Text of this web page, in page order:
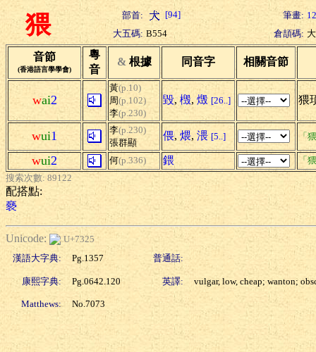
猥 部首: [94] 筆畫: 12
大五碼: B554 倉頡碼:
音節
(香港語言學學會)
粵
音
& 根據 同音字 相關音節
wai2
黃(p.10)
周(p.102)
李(p.230)
毀, 檓, 燬 [26..] 猥
wui1 李(p.230)
張群顯
偎, 煨, 渨 [5..] 「
wui2 何(p.336) 鍡
「
搜索次數: 89122
配搭點:
褻
Unicode:
U+7325
漢語大字典:
Pg.1357 普通話:
康熙字典: Pg.0642.120 英譯: vulgar, low, cheap; wanton;
Matthews: No.7073